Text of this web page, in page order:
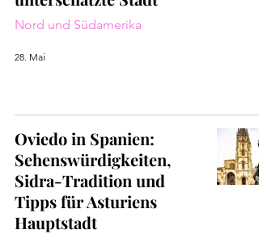
Nord und Südamerika
28. Mai
Oviedo in Spanien:
Sehenswürdigkeiten,
Sidra-Tradition und
Tipps für Asturiens
Hauptstadt